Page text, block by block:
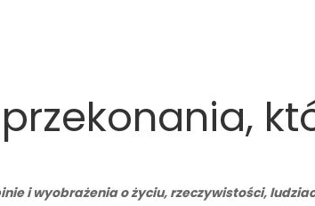
i wyobrażenia o życiu, rzeczywistości,